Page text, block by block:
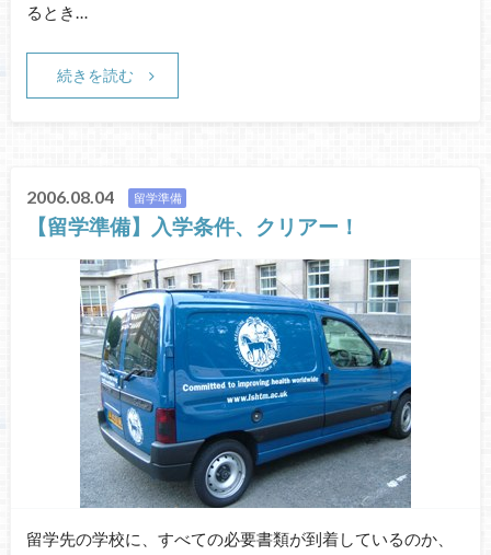
るとき…
続きを読む
2006.08.04 留学準備
【留学準備】入学条件、クリアー！
留学先の学校に、すべての必要書類が到着しているのか、